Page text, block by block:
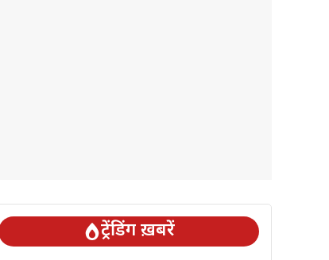
ट्रेंडिंग ख़बरें